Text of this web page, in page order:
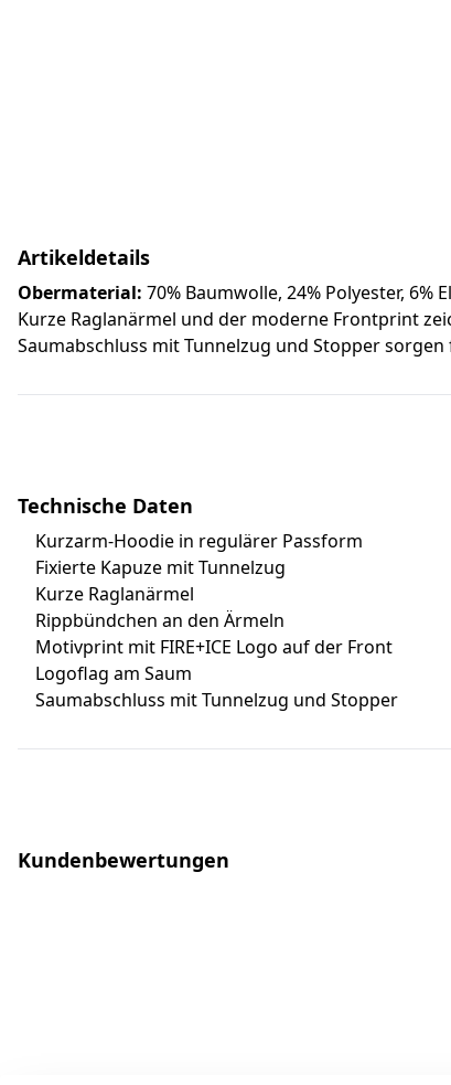
Artikeldetails
Obermaterial: 70% Baumwolle, 24% Polyester, 6%
Kurze Raglanärmel und der moderne Frontprint
Saumabschluss mit Tunnelzug und Stopper
Technische Daten
Kurzarm-Hoodie in regulärer Passform
Fixierte Kapuze mit Tunnelzug
Kurze Raglanärmel
Rippbündchen an den Ärmeln
Motivprint mit FIRE+ICE Logo auf der Front
Logoflag am Saum
Saumabschluss mit Tunnelzug und Stopper
Kundenbewertungen